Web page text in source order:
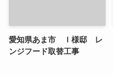
愛知県あま市 Ｉ様邸 レ
ンジフード取替工事